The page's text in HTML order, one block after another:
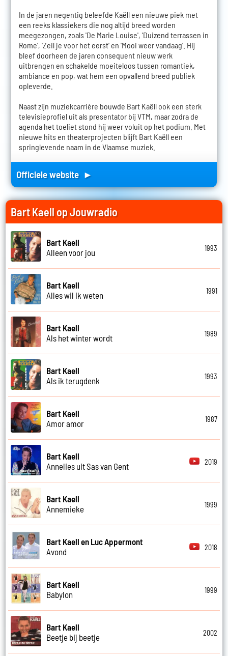
In de jaren negentig beleefde Kaëll een nieuwe piek met
een reeks klassiekers die nog altijd breed worden
meegezongen, zoals 'De Marie Louise', 'Duizend terrassen in
Rome', 'Zeil je voor het eerst' en 'Mooi weer vandaag'. Hij
bleef doorheen de jaren consequent nieuw werk
uitbrengen en schakelde moeiteloos tussen romantiek,
ambiance en pop, wat hem een opvallend breed publiek
opleverde.
Naast zijn muziekcarrière bouwde Bart Kaëll ook een sterk
televisieprofiel uit als presentator bij VTM, maar zodra de
agenda het toeliet stond hij weer voluit op het podium. Met
nieuwe hits en theaterprojecten blijft Bart Kaëll een
springlevende naam in de Vlaamse muziek.
Officiele website ►
Bart Kaell op Jouwradio
Bart Kaell
Alleen voor jou
1993
Bart Kaell
Alles wil ik weten
1991
Bart Kaell
Als het winter wordt
1989
Bart Kaell
Als ik terugdenk
1993
Bart Kaell
Amor amor
1987
Bart Kaell
Annelies uit Sas van Gent
2019
Bart Kaell
Annemieke
1999
Bart Kaell en Luc Appermont
Avond
2018
Bart Kaell
Babylon
1999
Bart Kaell
Beetje bij beetje
2002